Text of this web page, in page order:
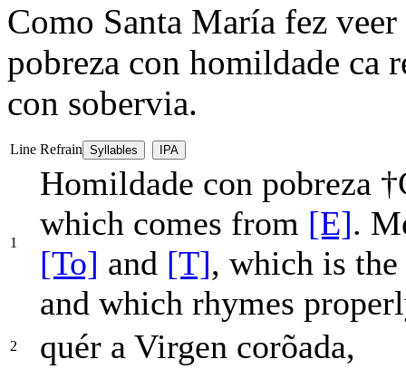
Como Santa María fez
pobreza con homildade ca
con sobervia.
Line Refrain Syllables IPA
1
Homildade con pobreza †
which comes from [E].
[To] and [T], which is
and which rhymes
2 quér a Virgen corõada,